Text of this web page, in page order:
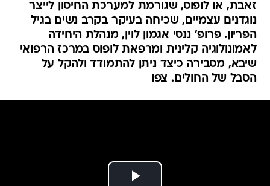
זאבת, או לופוס, שגורמת למערכת החיסון לייצר
נוגדנים עצמיים, שכיחה בעיקר בקרב נשים בגיל
הפריון. פרופ' ננסי אגמון לוין, מנהלת היחידה
לאמונולוגיה קלינית ומרפאת לופוס במרכז הרפואי
שיבא, מסבירה כיצד ניתן להתמודד ולהקל על
הסבל של החולים. צפו